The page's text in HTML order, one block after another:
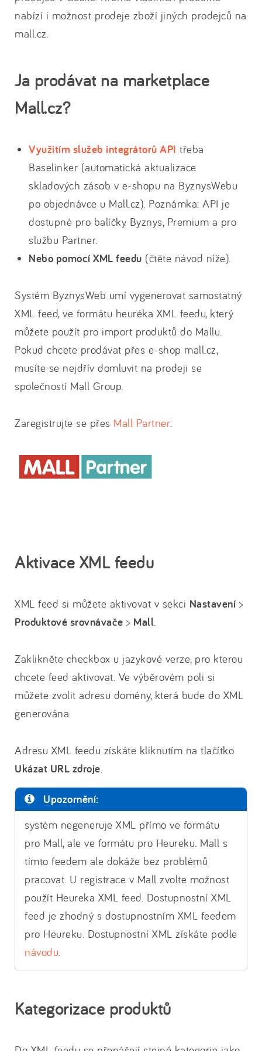
nabízí i možnost prodeje zboží jiných prodejců na
mall.cz.
Ja prodávat na marketplace
Mall.cz?
Využitím služeb integrátorů API třeba
Baselinker (automatická aktualizace
skladových zásob v e-shopu na ByznysWebu
po objednávce u Mall.cz). Poznámka: API je
dostupné pro balíčky Byznys, Premium a pro
službu Partner.
Nebo pomocí XML feedu (čtěte návod níže).
Systém ByznysWeb umí vygenerovat samostatný
XML feed, ve formátu heuréka XML feedu, který
můžete použít pro import produktů do Mallu.
Pokud chcete prodávat přes e-shop mall.cz,
musíte se nejdřív domluvit na prodeji se
společností Mall Group.
Zaregistrujte se přes Mall Partner:
Aktivace XML feedu
XML feed si můžete aktivovat v sekci Nastavení >
Produktové srovnávače > Mall.
Zaklikněte checkbox u jazykové verze, pro kterou
chcete feed aktivovat. Ve výběrovém poli si
můžete zvolit adresu domény, která bude do XML
generována.
Adresu XML feedu získáte kliknutím na tlačítko
Ukázat URL zdroje.
Upozornění:
systém negeneruje XML přímo ve formátu
pro Mall, ale ve formátu pro Heureku. Mall s
tímto feedem ale dokáže bez problémů
pracovat. U registrace v Mall zvolte možnost
použít Heureka XML feed. Dostupnostní XML
feed je zhodný s dostupnostním XML feedem
pro Heureku. Dostupnostní XML získáte podle
návodu.
Kategorizace produktů